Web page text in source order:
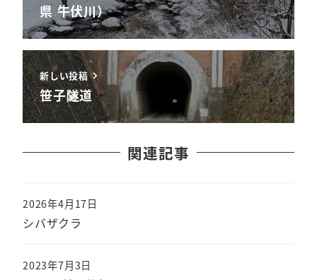
県 牛伏川）
新しい投稿
笹子隧道
関連記事
シバザクラ
2026年4月17日
2023年7月3日